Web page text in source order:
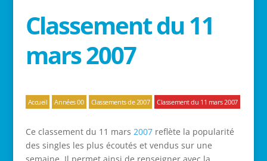
Classement du 11
mars 2007
Accueil Années 00 Classements de 2007 Classement du 11 mars 2007
Ce classement du 11 mars 2007reflète la popularité
des singles les plus écoutés et vendus sur une